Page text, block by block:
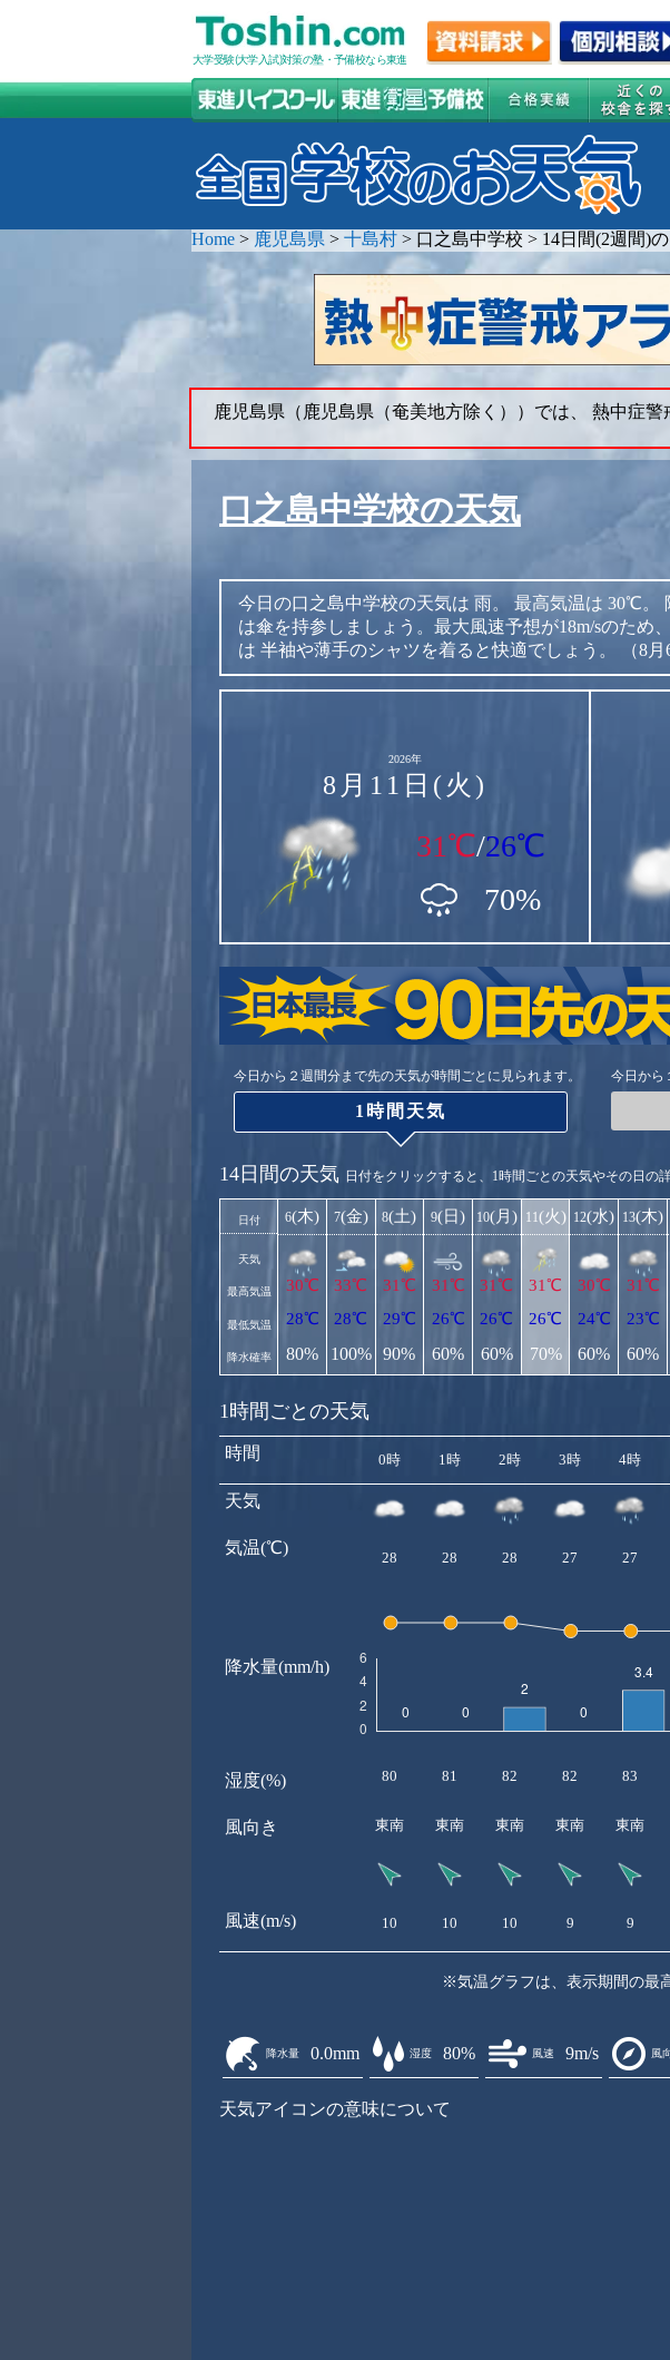
大学受験(大学入試)対策の塾・予備校なら東進
Home > 鹿児島県 > 十島村 > 口之島中学校 > 14日間(2週間)
鹿児島県（鹿児島県（奄美地方除く））では、 熱中症
口之島中学校の天気
今日の口之島中学校の天気は 雨。 最高気温は 30℃。
は傘を持参しましょう。最大風速予想が18m/sのため
は 半袖や薄手のシャツを着ると快適でしょう。 （8
2026年
8月11日(火)
31℃/26℃
70%
今日から２週間分まで先の天気が時間ごとに見られます。
1時間天気
今日から
14日間の天気 日付をクリックすると、1時間ごとの天気やその日の
日付
天気
最高気温
最低気温
降水確率
6(木)
30℃
28℃
80%
7(金)
33℃
28℃
100%
8(土)
31℃
29℃
90%
9(日)
31℃
26℃
60%
10(月)
31℃
26℃
60%
11(火)
31℃
26℃
70%
12(水)
30℃
24℃
60%
13(木)
31℃
23℃
60%
1時間ごとの天気
時間
天気
気温(℃)
降水量(mm/h)
湿度(%)
風向き
風速(m/s)
0時 1時 2時 3時 4時
28 28 28 27 27
80 81 82 82 83
東南 東南 東南 東南 東南
10 10 10 9 9
※気温グラフは、表示期間の最
降水量 0.0mm 湿度 80% 風速 9m/s 風
天気アイコンの意味について